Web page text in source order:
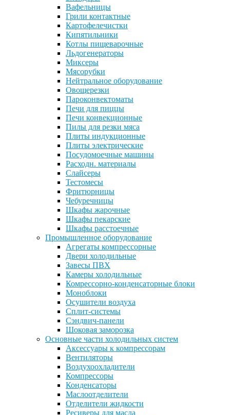
Вафельницы
Грили контактные
Картофелечистки
Кипятильники
Котлы пищеварочные
Льдогенераторы
Миксеры
Мясорубки
Нейтральное оборудование
Овощерезки
Пароконвектоматы
Печи для пиццы
Печи конвекционные
Пилы для резки мяса
Плиты индукционные
Плиты электрические
Посудомоечные машины
Расходн. материалы
Слайсеры
Тестомесы
Фритюрницы
Чебуречницы
Шкафы жарочные
Шкафы пекарские
Шкафы расстоечные
Промышленное оборудование
Агрегаты компрессорные
Двери холодильные
Завесы ПВХ
Камеры холодильные
Комрессорно-конденсаторные блоки
Моноблоки
Осушители воздуха
Сплит-системы
Сэндвич-панели
Шоковая заморозка
Основные части холодильных систем
Аксессуары к компрессорам
Вентиляторы
Воздухоохладители
Компрессоры
Конденсаторы
Маслоотделители
Отделители жидкости
Ресиверы для масла